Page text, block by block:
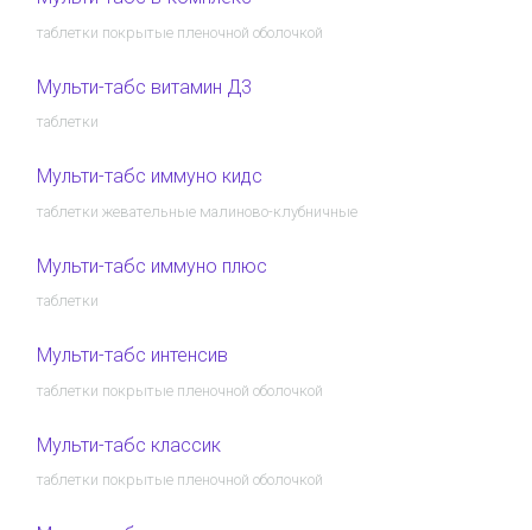
таблетки покрытые пленочной оболочкой
Мульти-табс витамин Д3
таблетки
Мульти-табс иммуно кидс
таблетки жевательные малиново-клубничные
Мульти-табс иммуно плюс
таблетки
Мульти-табс интенсив
таблетки покрытые пленочной оболочкой
Мульти-табс классик
таблетки покрытые пленочной оболочкой